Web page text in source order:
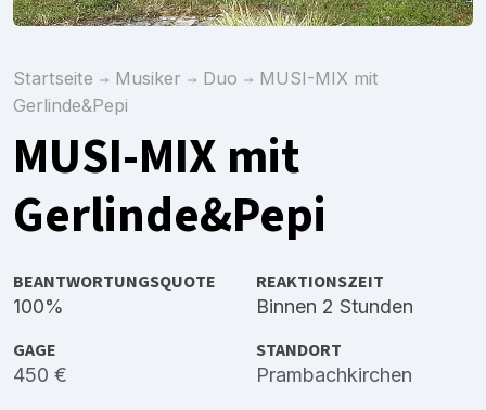
Startseite Musiker Duo
MUSI-MIX mit
Gerlinde&Pepi
MUSI-MIX mit
Gerlinde&Pepi
BEANTWORTUNGSQUOTE
100%
REAKTIONSZEIT
Binnen 2 Stunden
GAGE
450 €
STANDORT
Prambachkirchen